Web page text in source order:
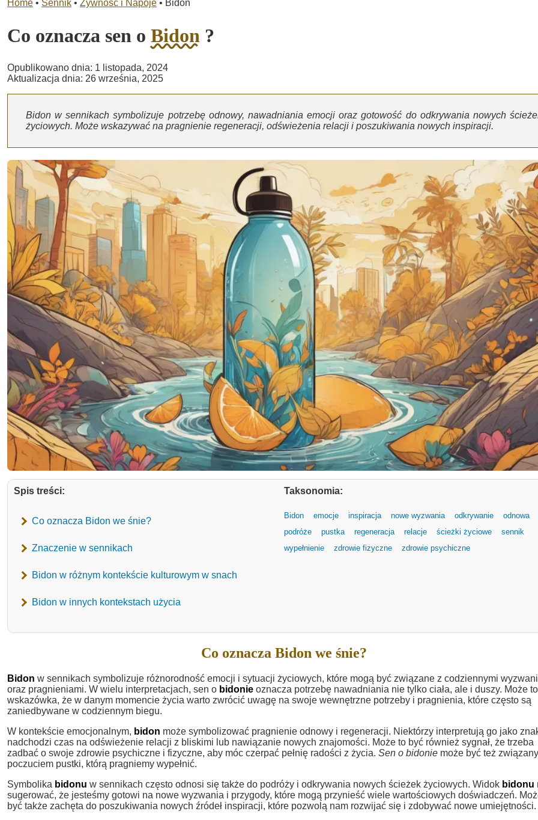
Home • Sennik • Żywność i Napoje • Bidon
Co oznacza sen o Bidon ?
Opublikowano dnia: 1 listopada, 2024
Aktualizacja dnia: 26 września, 2025
Bidon w sennikach symbolizuje potrzebę odnowy, nawadniania emocji oraz gotowość do odkrywania nowych
życiowych. Może wskazywać na pragnienie regeneracji, odświeżenia relacji i poszukiwania nowych inspiracji.
Spis treści:
Co oznacza Bidon we śnie?
Znaczenie w sennikach
Bidon w różnym kontekście kulturowym w snach
Bidon w innych kontekstach użycia
Taksonomia:
Bidon emocje inspiracja nowe wyzwania odkrywanie
odnowa
podróże
pustka regeneracja relacje ścieżki życiowe
sennik
wypełnienie
zdrowie fizyczne zdrowie psychiczne
Co oznacza Bidon we śnie?
Bidon w sennikach symbolizuje różnorodność emocji i sytuacji życiowych, które mogą być związane z codziennymi
oraz pragnieniami. W wielu interpretacjach, sen o bidonie oznacza potrzebę nawadniania nie tylko ciała, ale i duszy. Może
wskazówka, że w danym momencie życia warto zwrócić uwagę na swoje wewnętrzne potrzeby i pragnienia, które często są
zaniedbywane w codziennym biegu.
W kontekście emocjonalnym, bidon może symbolizować pragnienie odnowy i regeneracji. Niektórzy interpretują go jako
nadchodzi czas na odświeżenie relacji z bliskimi lub nawiązanie nowych znajomości. Może to być również sygnał, że trzeba
zadbać o swoje zdrowie psychiczne i fizyczne, aby móc czerpać pełnię radości z życia. Sen o bidonie może być też
poczuciem pustki, którą pragniemy wypełnić.
Symbolika bidonu w sennikach często odnosi się także do podróży i odkrywania nowych ścieżek życiowych. Widok bidonu
sugerować, że jesteśmy gotowi na nowe wyzwania i przygody, które mogą przynieść wiele wartościowych doświadczeń.
być także zachęta do poszukiwania nowych źródeł inspiracji, które pozwolą nam rozwijać się i zdobywać nowe umiejętności.